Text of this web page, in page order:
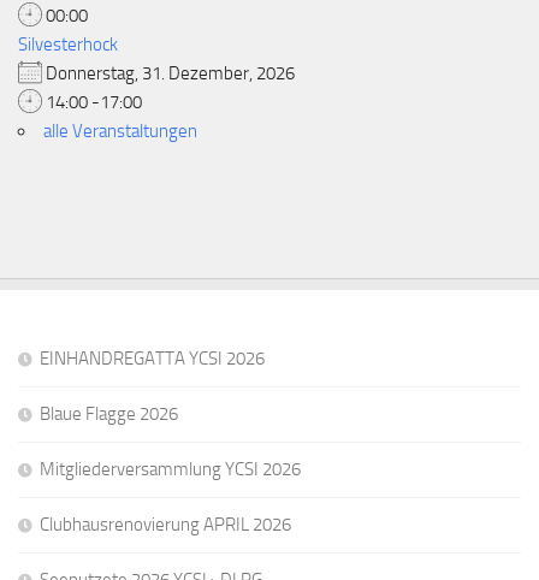
00:00
Silvesterhock
Donnerstag, 31. Dezember, 2026
14:00 -17:00
alle Veranstaltungen
EINHANDREGATTA YCSI 2026
Blaue Flagge 2026
Mitgliederversammlung YCSI 2026
Clubhausrenovierung APRIL 2026